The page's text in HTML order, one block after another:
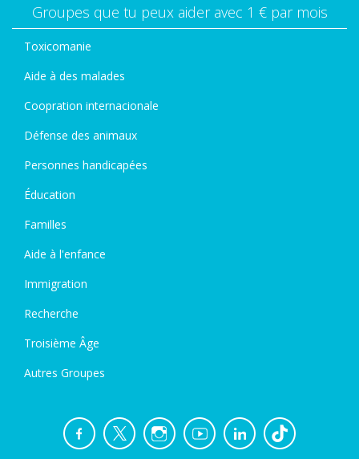
Groupes que tu peux aider avec 1 € par mois
Toxicomanie
Aide à des malades
Coopration internacionale
Défense des animaux
Personnes handicapées
Éducation
Familles
Aide à l'enfance
Immigration
Recherche
Troisième Âge
Autres Groupes